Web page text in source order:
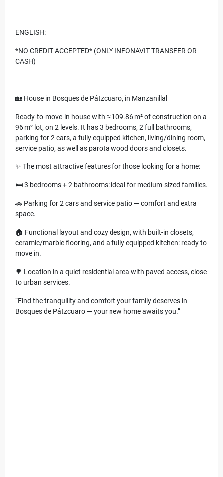
ENGLISH:
*NO CREDIT ACCEPTED* (ONLY INFONAVIT TRANSFER OR
CASH)
🏡 House in Bosques de Pátzcuaro, in Manzanillal
Ready-to-move-in house with ≈ 109.86 m² of construction on a
96 m² lot, on 2 levels. It has 3 bedrooms, 2 full bathrooms,
parking for 2 cars, a fully equipped kitchen, living/dining room,
service patio, as well as parota wood doors and closets.
✨ The most attractive features for those looking for a home:
🛏️ 3 bedrooms + 2 bathrooms: ideal for medium-sized families.
🚗 Parking for 2 cars and service patio — comfort and extra
space.
🏠 Functional layout and cozy design, with built-in closets,
ceramic/marble flooring, and a fully equipped kitchen: ready to
move in.
🌳 Location in a quiet residential area with paved access, close
to urban services.
“Find the tranquility and comfort your family deserves in
Bosques de Pátzcuaro — your new home awaits you.”